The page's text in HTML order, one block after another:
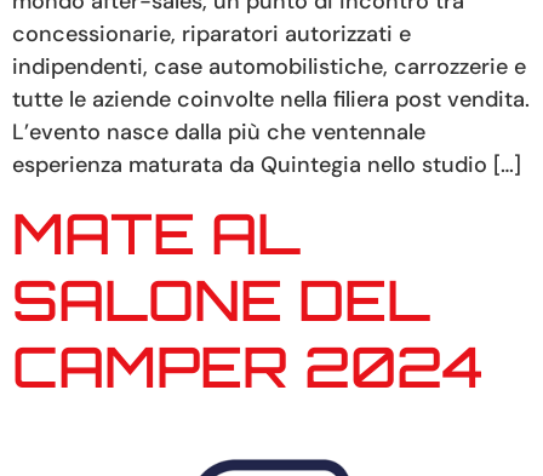
concessionarie, riparatori autorizzati e
indipendenti, case automobilistiche, carrozzerie e
tutte le aziende coinvolte nella filiera post vendita.
L’evento nasce dalla più che ventennale
esperienza maturata da Quintegia nello studio […]
MATE AL
SALONE DEL
CAMPER 2024